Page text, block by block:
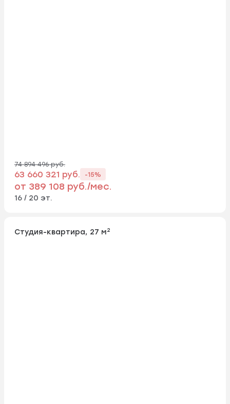
74 894 496 руб.
63 660 321 руб. -15%
от 389 108 руб./мес.
16 / 20 эт.
Студия-квартира, 27 м2